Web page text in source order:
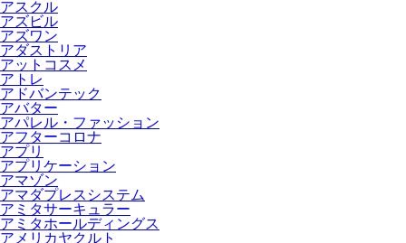
アスクル
アズビル
アズワン
アダストリア
アットコスメ
アトレ
アドバンテック
アバター
アパレル・ファッション
アフターコロナ
アプリ
アプリケーション
アマゾン
アマダプレスシステム
アミタサーキュラー
アミタホールディングス
アメリカヤクルト